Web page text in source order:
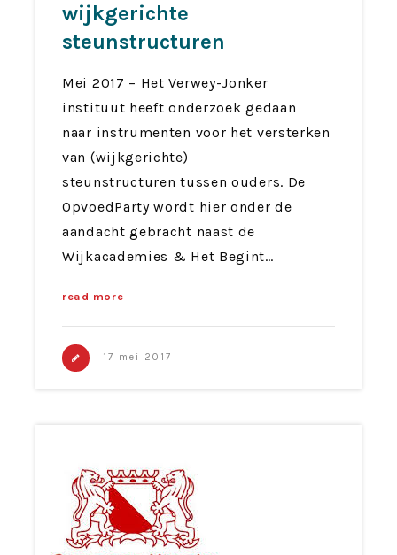
wijkgerichte
steunstructuren
Mei 2017 – Het Verwey-Jonker
instituut heeft onderzoek gedaan
naar instrumenten voor het versterken
van (wijkgerichte)
steunstructuren tussen ouders. De
OpvoedParty wordt hier onder de
aandacht gebracht naast de
Wijkacademies & Het Begint…
read more
17 mei 2017